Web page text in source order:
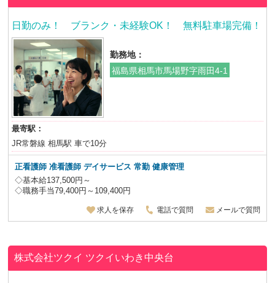
日勤のみ！ ブランク・未経験OK！ 無料駐車場完備！
勤務地：
福島県相馬市馬場野字雨田4-1
最寄駅：
JR常磐線 相馬駅 車で10分
正看護師 准看護師 デイサービス 常勤 健康管理
◇基本給137,500円～
◇職務手当79,400円～109,400円
求人を保存 電話で質問 メールで質問
株式会社ツクイ ツクイいわき中央台